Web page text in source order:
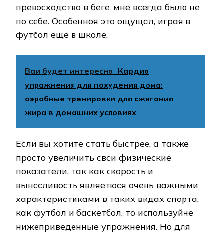
превосходство в беге, мне всегда было не
по себе. Особенноя это ощущал, играя в
футбол еще в школе.
Вам будет интересно Кардио
упражнения для похудения дома:
аэробные тренировки для сжигания
жира в домашних условиях
Если вы хотите стать быстрее, а также
просто увеличить свои физические
показатели, так как скорость и
выносливость являетюся очень важными
характеристиками в таких видах спорта,
как футбол и баскетбол, то используйне
нижеприведенные упражнения. Но для